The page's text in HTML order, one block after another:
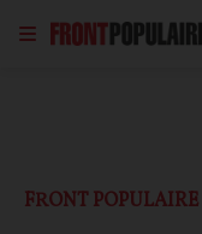
FRONT POPULAIRE